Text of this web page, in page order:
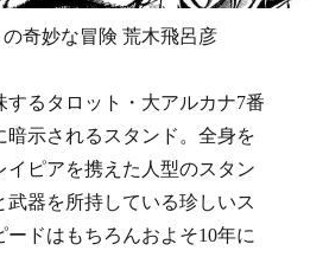
奇妙な冒険 荒木飛呂彦
するタロット・大アルカナ7番
暗示されるスタンド。全身を
イピアを携えた人型のスタン
武器を所持している珍しいス
ードはもちろんおよそ10年に